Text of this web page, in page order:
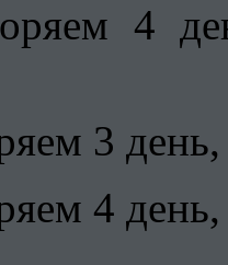
4
3
4